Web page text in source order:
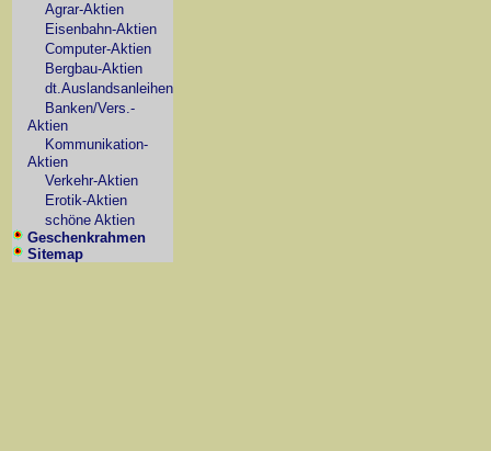
Agrar-Aktien
Eisenbahn-Aktien
Computer-Aktien
Bergbau-Aktien
dt.Auslandsanleihen
Banken/Vers.-
Aktien
Kommunikation-
Aktien
Verkehr-Aktien
Erotik-Aktien
schöne Aktien
Geschenkrahmen
Sitemap